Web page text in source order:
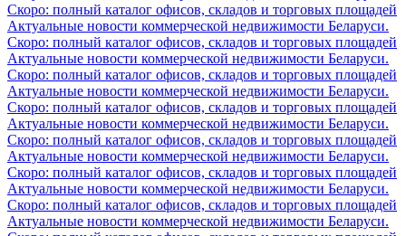
Скоро: полный каталог офисов, складов и торговых площадей
Актуальные новости коммерческой недвижимости Беларуси.
Скоро: полный каталог офисов, складов и торговых площадей
Актуальные новости коммерческой недвижимости Беларуси.
Скоро: полный каталог офисов, складов и торговых площадей
Актуальные новости коммерческой недвижимости Беларуси.
Скоро: полный каталог офисов, складов и торговых площадей
Актуальные новости коммерческой недвижимости Беларуси.
Скоро: полный каталог офисов, складов и торговых площадей
Актуальные новости коммерческой недвижимости Беларуси.
Скоро: полный каталог офисов, складов и торговых площадей
Актуальные новости коммерческой недвижимости Беларуси.
Скоро: полный каталог офисов, складов и торговых площадей
Актуальные новости коммерческой недвижимости Беларуси.